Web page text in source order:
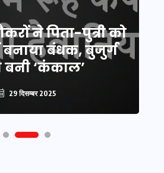
ने पिता-पुत्री को
बंधक, बुजुर्ग
बनी ‘कंकाल’
29 दिसम्बर 2025
ओबीसी को
2158 पदों पर बंपर
कोटे में भारी
29 दिसम्बर 2025